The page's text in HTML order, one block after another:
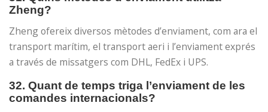
Zheng?
Zheng ofereix diversos mètodes d’enviament, com ara el
transport marítim, el transport aeri i l’enviament exprés
a través de missatgers com DHL, FedEx i UPS.
32. Quant de temps triga l’enviament de les
comandes internacionals?